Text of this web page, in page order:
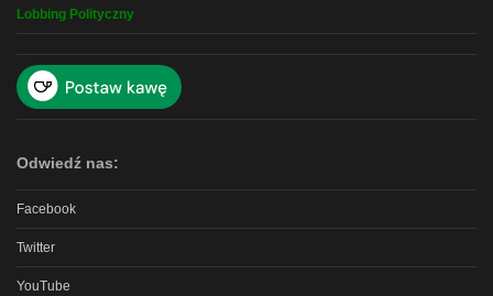
Lobbing Polityczny
Odwiedź nas:
Facebook
Twitter
YouTube